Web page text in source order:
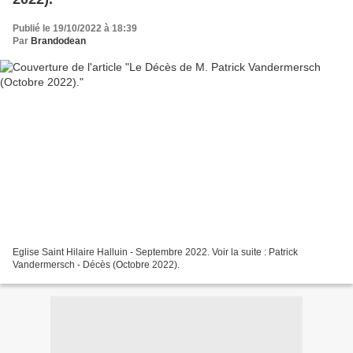
Publié le 19/10/2022 à 18:39
Par Brandodean
Eglise Saint Hilaire Halluin - Septembre 2022. Voir la suite : Patrick
Vandermersch - Décès (Octobre 2022).